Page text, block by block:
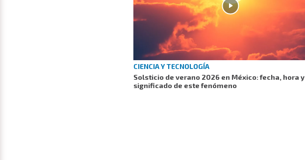
CIENCIA Y TECNOLOGÍA
Solsticio de verano 2026 en México: fecha, hora y
significado de este fenómeno